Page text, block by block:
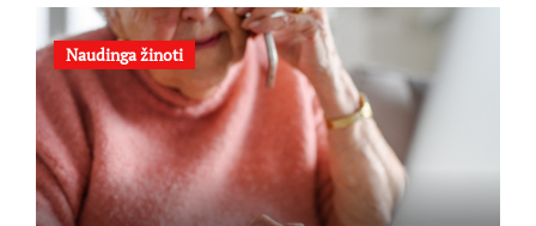
Naudinga žinoti